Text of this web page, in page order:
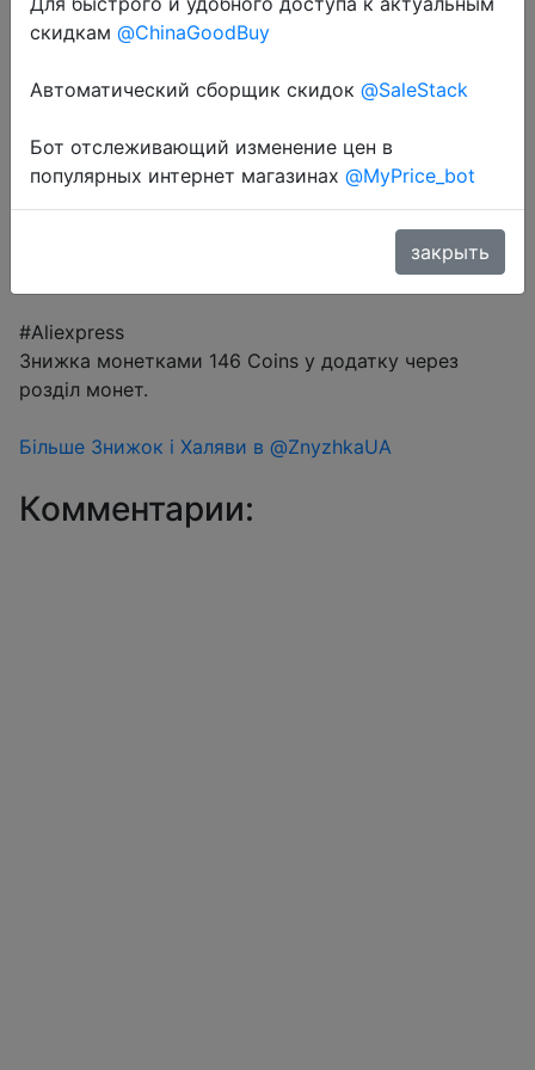
$4.38
#Aliexpress
Знижка монетками 146 Coins у додатку через
розділ монет.
Більше Знижок і Халяви в @ZnyzhkaUA
Комментарии:
скидкам @ChinaGoodBuy
Автоматический сборщик скидок @SaleStack
Бот отслеживающий изменение цен в
популярных интернет магазинах @MyPrice_bot
закрыть